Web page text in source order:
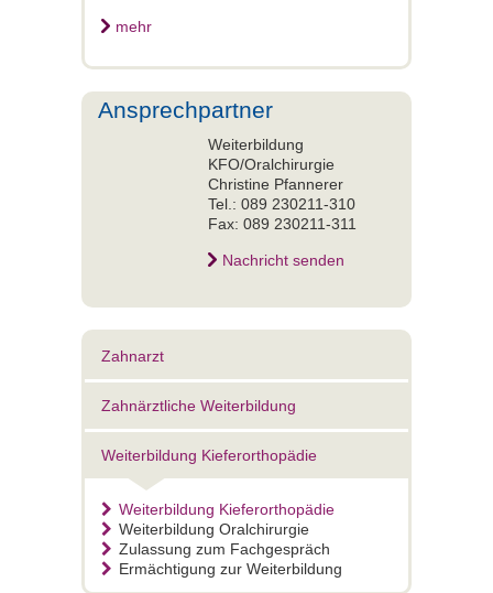
mehr
Ansprechpartner
Weiterbildung
KFO/Oralchirurgie
Christine Pfannerer
Tel.: 089 230211-310
Fax: 089 230211-311
Nachricht senden
Zahnarzt
Zahnärztliche Weiterbildung
Weiterbildung Kieferorthopädie
Weiterbildung Kieferorthopädie
Weiterbildung Oralchirurgie
Zulassung zum Fachgespräch
Ermächtigung zur Weiterbildung